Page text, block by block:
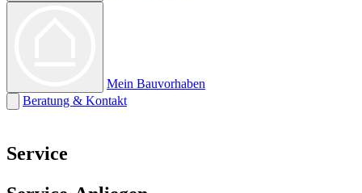
Mein Bauvorhaben
Beratung & Kontakt
Service